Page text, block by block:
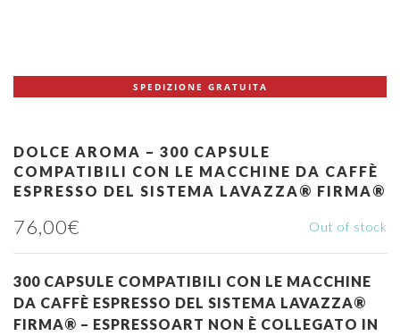
SPEDIZIONE GRATUITA
DOLCE AROMA – 300 CAPSULE
COMPATIBILI CON LE MACCHINE DA CAFFÈ
ESPRESSO DEL SISTEMA LAVAZZA® FIRMA®
76,00€ Out of stock
300 CAPSULE COMPATIBILI CON LE MACCHINE
DA CAFFÈ ESPRESSO DEL SISTEMA LAVAZZA®
FIRMA® – ESPRESSOART NON È COLLEGATO IN